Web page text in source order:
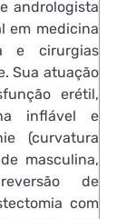
andrologista
em medicina
e cirurgias
Sua atuação
erétil,
inflável e
(curvatura
masculina,
de
com